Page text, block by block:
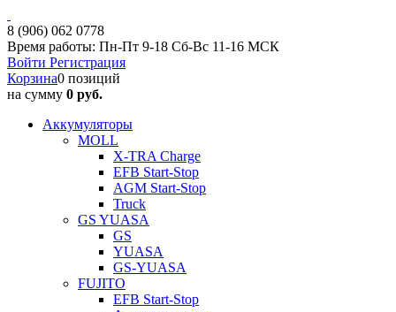
8 (906) 062 0778
Время работы: Пн-Пт 9-18 Сб-Вс 11-16 МСК
Войти Регистрация
Корзина0 позиций
на сумму 0 руб.
Аккумуляторы
MOLL
X-TRA Charge
EFB Start-Stop
AGM Start-Stop
Truck
GS YUASA
GS
YUASA
GS-YUASA
FUJITO
EFB Start-Stop